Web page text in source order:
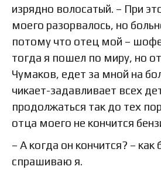
изрядно волосатый. – При
моего разорвалось, но
потому что отец мой –
тогда я пошел по миру, но
Чумаков, едет за мной на
чикает-задавливает всех
продолжаться так до тех
отца моего не кончится
– А когда он кончится? – как
спрашиваю я.